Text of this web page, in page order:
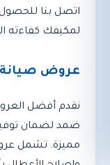
اتصل بنا
لمكيفك كفاءته
عروض
نقدم أفضل
ضمد لضمان
مميزة. تشمل